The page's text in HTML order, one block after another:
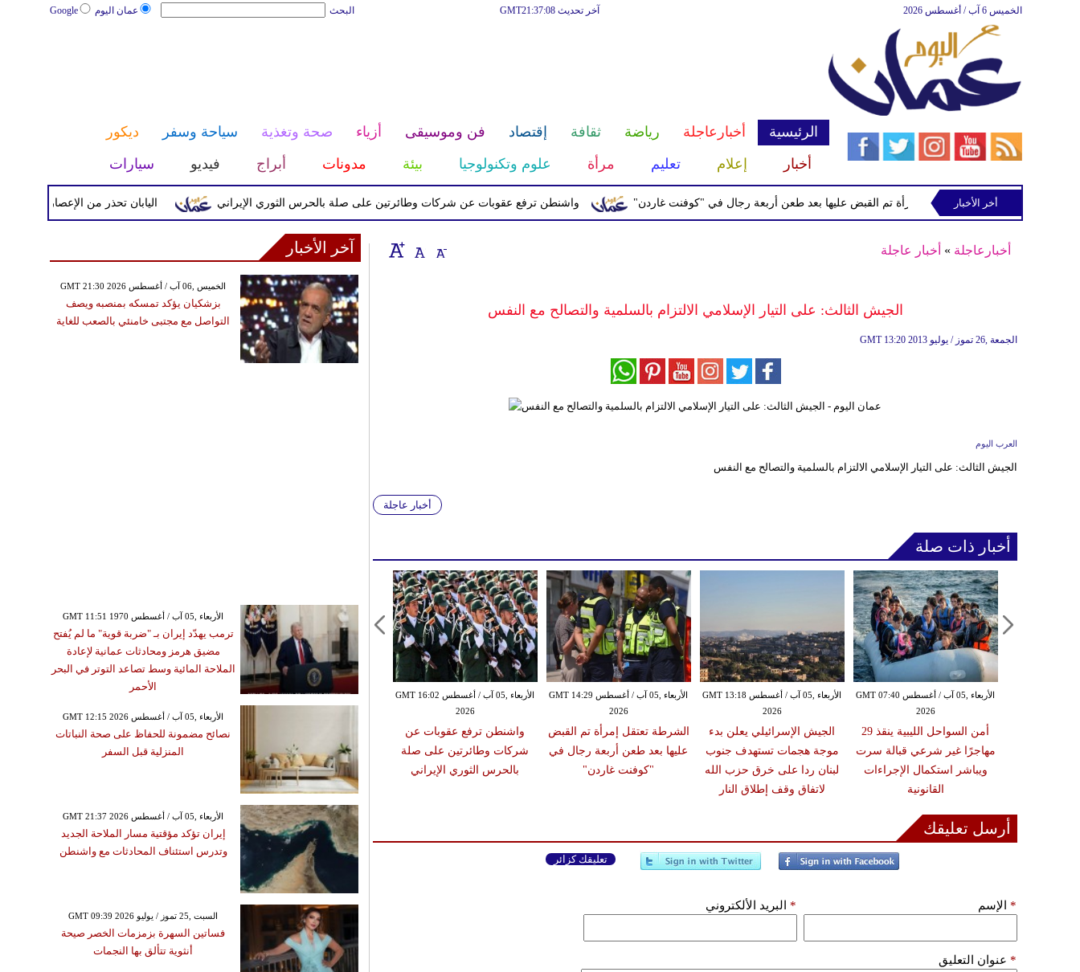
عمان اليوم Google البحث آخر تحديث GMT21:37:08 الخميس 6 آب / أغسطس 2026
الرئيسية أخبارعاجلة رياضة ثقافة إقتصاد فن وموسيقى أزياء صحة وتغذية سياحة وسفر
ديكور
أخبار
إعلام تعليم مرأة علوم وتكنولوجيا بيئة مدونات أبراج فيديو سيارات
اليابان تحذر من الإعصار دولفين ورياح واشنطن ترفع عقوبات عن شركات وطائرتين على صلة بالحرس الثوري الإيراني الشرطة تعتقل إمرأة تم القبض عليها بعد طعن أربعة رجال في "كوفنت غاردن"
أخر الأخبار
أخبارعاجلة » أخبار عاجلة
الجيش الثالث: على التيار الإسلامي الالتزام بالسلمية والتصالح مع النفس
GMT 13:20 2013 الجمعة ,26 تموز / يوليو
العرب اليوم
الجيش الثالث: على التيار الإسلامي الالتزام بالسلمية والتصالح مع النفس
أخبار عاجلة
أخبار ذات صلة
الأربعاء ,05 آب / أغسطس GMT 16:02
2026
واشنطن ترفع عقوبات عن
شركات وطائرتين على صلة
بالحرس الثوري الإيراني
الأربعاء ,05 آب / أغسطس GMT 14:29
2026
الشرطة تعتقل إمرأة تم القبض
عليها بعد طعن أربعة رجال في
"كوفنت غاردن"
الأربعاء ,05 آب / أغسطس GMT 13:18
2026
الجيش الإسرائيلي يعلن بدء
موجة هجمات تستهدف جنوب
لبنان ردا على خرق حزب الله
لاتفاق وقف إطلاق النار
الأربعاء ,05 آب / أغسطس GMT 07:40
2026
أمن السواحل الليبية ينقذ 29
مهاجرًا غير شرعي قبالة سرت
ويباشر استكمال الإجراءات
القانونية
أرسل تعليقك
تعليقك كزائر
الإسم * البريد الألكتروني *
عنوان التعليق *
آخر الأخبار
GMT 21:30 2026 الخميس ,06 آب / أغسطس
بزشكيان يؤكد تمسكه بمنصبه ويصف
التواصل مع مجتبى خامنئي بالصعب للغاية
GMT 11:51 1970 الأربعاء ,05 آب / أغسطس
ترمب يهدّد إيران بـ "ضربة قوية" ما لم يُفتح
مضيق هرمز ومحادثات عمانية لإعادة
الملاحة المائية وسط تصاعد التوتر في البحر
الأحمر
GMT 12:15 2026 الأربعاء ,05 آب / أغسطس
نصائح مضمونة للحفاظ على صحة النباتات
المنزلية قبل السفر
GMT 21:37 2026 الأربعاء ,05 آب / أغسطس
إيران تؤكد مؤقتية مسار الملاحة الجديد
وتدرس استئناف المحادثات مع واشنطن
GMT 09:39 2026 السبت ,25 تموز / يوليو
فساتين السهرة بزمزمات الخصر صيحة
أنثوية تتألق بها النجمات